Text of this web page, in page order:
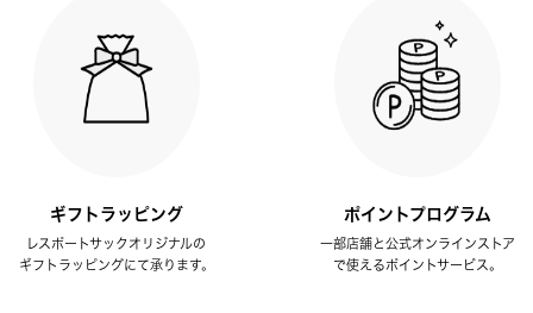
ギフトラッピング
レスポートサックオリジナルの
ギフトラッピングにて承ります。
ポイントプログラム
一部店舗と公式オンラインストア
で使えるポイントサービス。